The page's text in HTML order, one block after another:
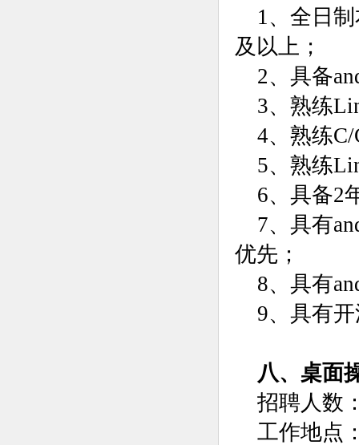
1、全日
及以上；
2、具备
3、熟练
4、熟练
5、熟练
6、具备2
7、具有
优先；
8、具有
9、具有
八、桌面
招聘人数
工作地点